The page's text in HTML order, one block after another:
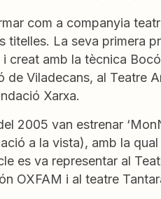
com a companyia
titelles. La seva primera
i creat amb la tècnica
de Viladecans, al Teatre
Xarxa.
2005 van estrenar
a la vista), amb la
es va representar al
OXFAM i al teatre